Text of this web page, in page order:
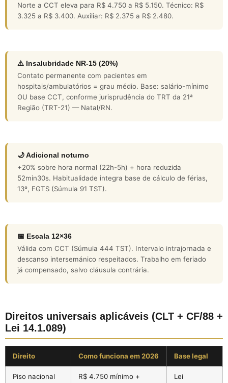
Norte a CCT eleva para R$ 4.750 a R$ 5.150. Técnico: R$
3.325 a R$ 3.400. Auxiliar: R$ 2.375 a R$ 2.480.
⚠️ Insalubridade NR-15 (20%)
Contato permanente com pacientes em
hospitais/ambulatórios = grau médio. Base: salário-mínimo
OU base CCT, conforme jurisprudência do TRT da 21ª
Região (TRT-21) — Natal/RN.
🌙 Adicional noturno
+20% sobre hora normal (22h-5h) + hora reduzida
52min30s. Habitualidade integra base de cálculo de férias,
13º, FGTS (Súmula 91 TST).
📅 Escala 12×36
Válida com CCT (Súmula 444 TST). Intervalo intrajornada e
descanso intersemánico respeitados. Trabalho em feriado
já compensado, salvo cláusula contrária.
Direitos universais aplicáveis (CLT + CF/88 +
Lei 14.1.089)
Direito Como funciona em 2026 Base legal
Piso nacional
R$ 4.750 mínimo +
Lei